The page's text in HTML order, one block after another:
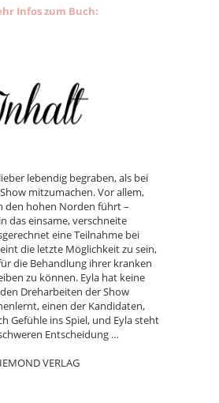
Infos zum Buch:
lebendig begraben, als bei
mitzumachen. Vor allem,
den hohen Norden führt –
das einsame, verschneite
eine Teilnahme bei
die letzte Möglichkeit zu sein,
die Behandlung ihrer kranken
zu können. Eyla hat keine
Dreharbeiten der Show
einen der Kandidaten,
Gefühle ins Spiel, und Eyla steht
Entscheidung …
VERLAG